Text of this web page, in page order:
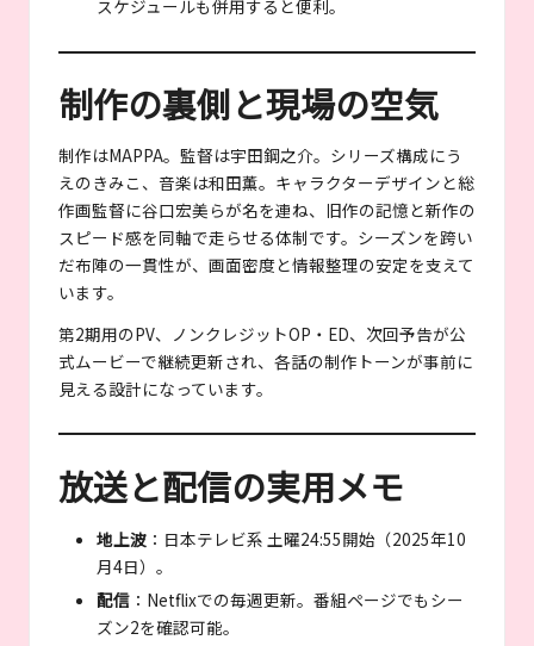
スケジュールも併用すると便利。
制作の裏側と現場の空気
制作はMAPPA。監督は宇田鋼之介。シリーズ構成にう
えのきみこ、音楽は和田薫。キャラクターデザインと総
作画監督に谷口宏美らが名を連ね、旧作の記憶と新作の
スピード感を同軸で走らせる体制です。シーズンを跨い
だ布陣の一貫性が、画面密度と情報整理の安定を支えて
います。
第2期用のPV、ノンクレジットOP・ED、次回予告が公
式ムービーで継続更新され、各話の制作トーンが事前に
見える設計になっています。
放送と配信の実用メモ
地上波 ：日本テレビ系 土曜24:55開始（2025年10
月4日）。
配信 ：Netflixでの毎週更新。番組ページでもシー
ズン2を確認可能。